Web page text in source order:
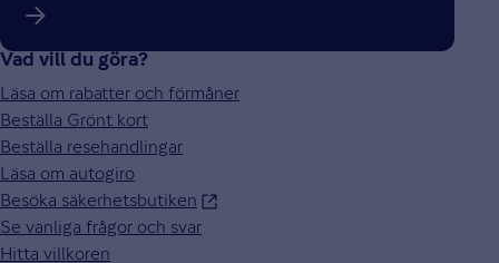
Vad vill du göra?
Läsa om rabatter och förmåner
Beställa Grönt kort
Beställa resehandlingar
Läsa om autogiro
Besöka säkerhetsbutiken
Se vanliga frågor och svar
Hitta villkoren